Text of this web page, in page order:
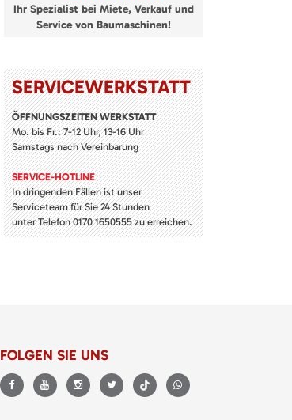
Ihr Spezialist bei Miete, Verkauf und
Service von Baumaschinen!
SERVICE­WERKSTATT
ÖFFNUNGSZEITEN WERKSTATT
Mo. bis Fr.: 7-12 Uhr, 13-16 Uhr
Samstags nach Vereinbarung
SERVICE-HOTLINE
In dringenden Fällen ist unser
Serviceteam für Sie 24 Stunden
unter Telefon 0170 1650555 zu erreichen.
FOLGEN SIE UNS